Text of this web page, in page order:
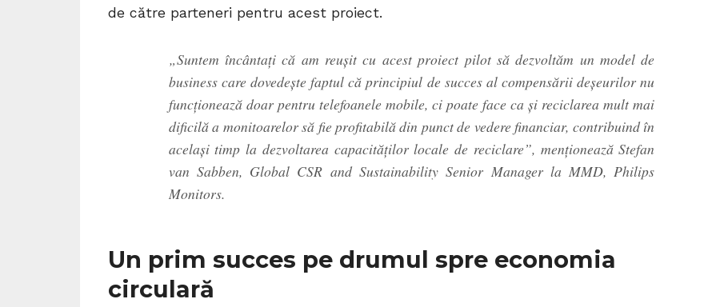
de către parteneri pentru acest proiect.
„Suntem încântați că am reușit cu acest proiect pilot să dezvoltăm un model de
business care dovedește faptul că principiul de succes al compensării deșeurilor nu
funcționează doar pentru telefoanele mobile, ci poate face ca și reciclarea mult mai
dificilă a monitoarelor să fie profitabilă din punct de vedere financiar, contribuind în
același timp la dezvoltarea capacităților locale de reciclare”, menționează Stefan
van Sabben, Global CSR and Sustainability Senior Manager la MMD, Philips
Monitors.
Un prim succes pe drumul spre economia
circulară